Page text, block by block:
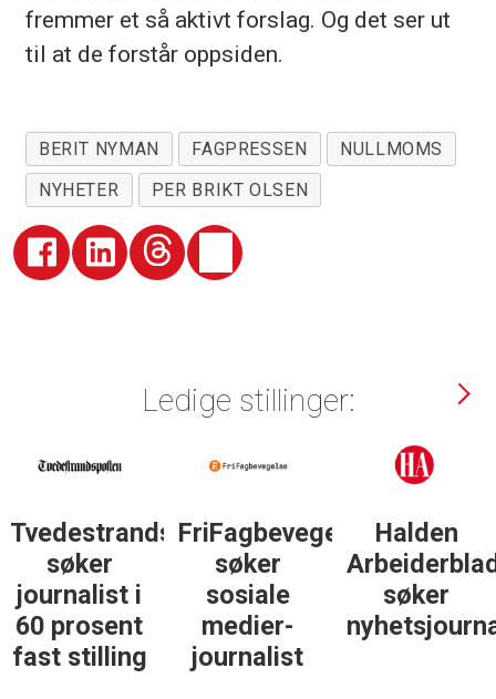
fremmer et så aktivt forslag. Og det ser ut
til at de forstår oppsiden.
BERIT NYMAN FAGPRESSEN
NULLMOMS
NYHETER
PER BRIKT OLSEN
Ledige stillinger:
Tvedestrandsposten
søker
journalist i
60 prosent
fast stilling
FriFagbevegelse
søker
sosiale
medier-
journalist
Halden
søker